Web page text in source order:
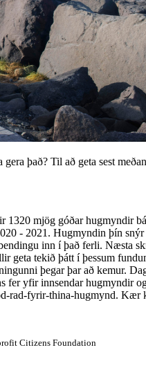
það? Til að geta sest
mjög góðar hugmyndir
2021. Hugmyndin þín
inn í það ferli. Næsta
geta tekið þátt í þessum
þegar þar að kemur.
yfir innsendar hugmyndir
rad-fyrir-thina-hugmynd. Kær
Citizens Foundation